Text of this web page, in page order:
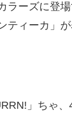
ラーズに登
ティーカ」
」ちゃ